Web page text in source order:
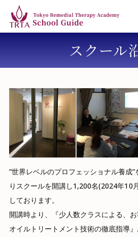
豪州オイルマッサージ資格
リメディアルセラピー実践
短期講座
お問い合わせ
スクール
”世界レベルのプロフェッショナル養成
りスクールを開講し1,200名(2024年10
しております。
開講時より、『少人数クラスによる、
オイルトリートメント技術の徹底指導